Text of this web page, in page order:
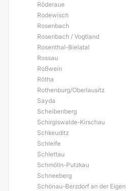
Röderaue
Rodewisch
Rosenbach
Rosenbach / Vogtland
Rosenthal-Bielatal
Rossau
Roßwein
Rötha
Rothenburg/Oberlausitz
Sayda
Scheibenberg
Schirgiswalde-Kirschau
Schkeuditz
Schleife
Schlettau
Schmölln-Putzkau
Schneeberg
Schönau-Berzdorf an der Eigen